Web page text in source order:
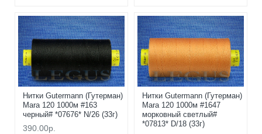
Нитки Gutermann (Гутерман)
Mara 120 1000м #163
черный# *07676* N/26 (33г)
390.00р.
Нитки Gutermann (Гутерман)
Mara 120 1000м #1647
морковный светлый#
*07813* D/18 (33г)